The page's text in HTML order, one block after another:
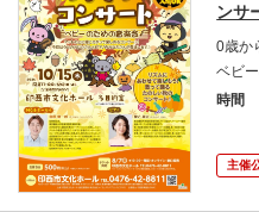
ンサ
0歳か
ベビ
時間
主催